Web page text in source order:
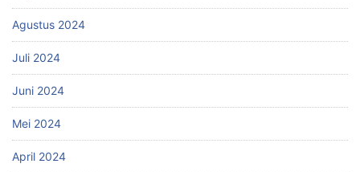
Agustus 2024
Juli 2024
Juni 2024
Mei 2024
April 2024